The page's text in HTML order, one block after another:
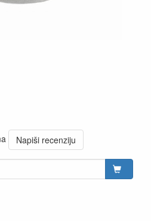
Napiši recenziju